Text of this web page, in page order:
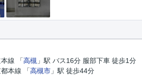
線 「高槻 」駅 バス16分 服部下車 徒歩1分
本線 「高槻市 」駅 徒歩44分